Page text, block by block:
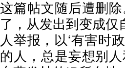
这篇帖文随后遭删
了，从发出到变成仅
人举报，以‘有害时
的人，总是妄想别